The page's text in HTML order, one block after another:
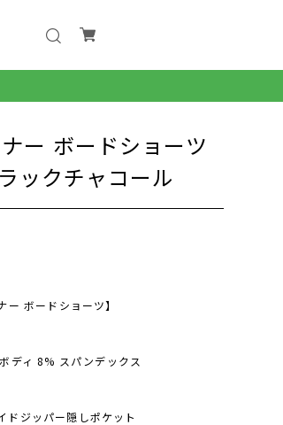
ー ボードショーツ
ックチャコール
ボードショーツ】
ディ 8% スパンデックス
ドジッパー隠しポケット